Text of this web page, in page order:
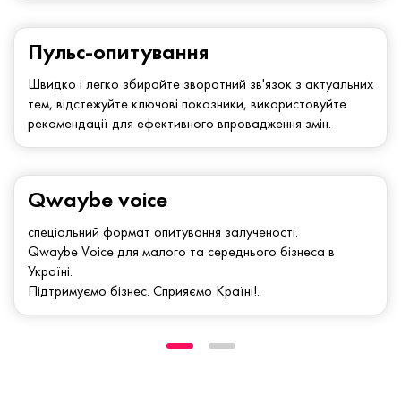
Qwaybe voice
спеціальний формат опитування залученості.
Qwaybe Voice для малого та середнього бізнеса в
Україні.
Підтримуємо бізнес. Сприяємо Країні!.
Пульс-опитування
Швидко і легко збирайте зворотний зв'язок з актуальних
тем, відстежуйте ключові показники, використовуйте
рекомендації для ефективного впровадження змін.